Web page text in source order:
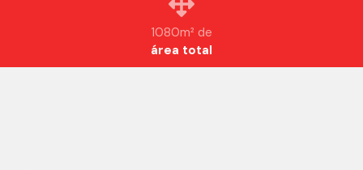
1080m² de
área total